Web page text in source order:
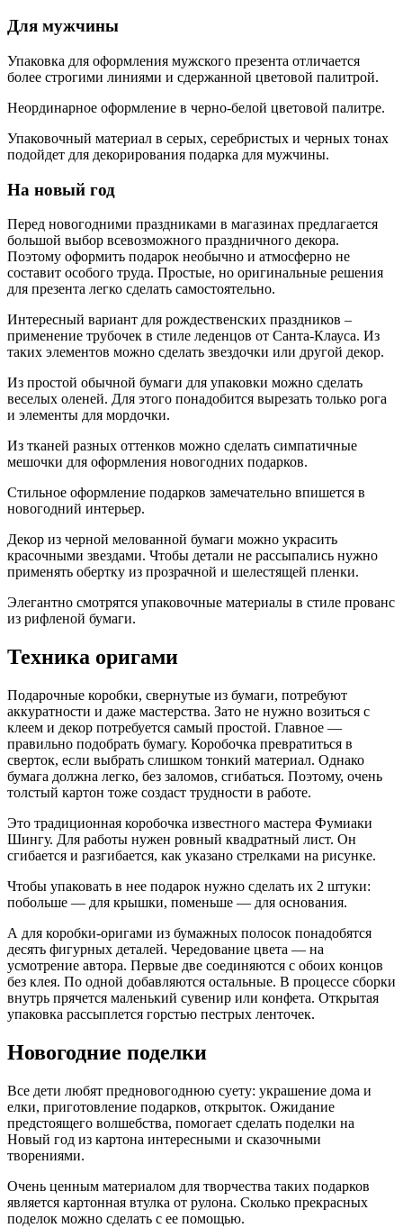
Для мужчины
Упаковка для оформления мужского презента отличается
более строгими линиями и сдержанной цветовой палитрой.
Неординарное оформление в черно-белой цветовой палитре.
Упаковочный материал в серых, серебристых и черных тонах
подойдет для декорирования подарка для мужчины.
На новый год
Перед новогодними праздниками в магазинах предлагается
большой выбор всевозможного праздничного декора.
Поэтому оформить подарок необычно и атмосферно не
составит особого труда. Простые, но оригинальные решения
для презента легко сделать самостоятельно.
Интересный вариант для рождественских праздников –
применение трубочек в стиле леденцов от Санта-Клауса. Из
таких элементов можно сделать звездочки или другой декор.
Из простой обычной бумаги для упаковки можно сделать
веселых оленей. Для этого понадобится вырезать только рога
и элементы для мордочки.
Из тканей разных оттенков можно сделать симпатичные
мешочки для оформления новогодних подарков.
Стильное оформление подарков замечательно впишется в
новогодний интерьер.
Декор из черной мелованной бумаги можно украсить
красочными звездами. Чтобы детали не рассыпались нужно
применять обертку из прозрачной и шелестящей пленки.
Элегантно смотрятся упаковочные материалы в стиле прованс
из рифленой бумаги.
Техника оригами
Подарочные коробки, свернутые из бумаги, потребуют
аккуратности и даже мастерства. Зато не нужно возиться с
клеем и декор потребуется самый простой. Главное —
правильно подобрать бумагу. Коробочка превратиться в
сверток, если выбрать слишком тонкий материал. Однако
бумага должна легко, без заломов, сгибаться. Поэтому, очень
толстый картон тоже создаст трудности в работе.
Это традиционная коробочка известного мастера Фумиаки
Шингу. Для работы нужен ровный квадратный лист. Он
сгибается и разгибается, как указано стрелками на рисунке.
Чтобы упаковать в нее подарок нужно сделать их 2 штуки:
побольше — для крышки, поменьше — для основания.
А для коробки-оригами из бумажных полосок понадобятся
десять фигурных деталей. Чередование цвета — на
усмотрение автора. Первые две соединяются с обоих концов
без клея. По одной добавляются остальные. В процессе сборки
внутрь прячется маленький сувенир или конфета. Открытая
упаковка рассыплется горстью пестрых ленточек.
Новогодние поделки
Все дети любят предновогоднюю суету: украшение дома и
елки, приготовление подарков, открыток. Ожидание
предстоящего волшебства, помогает сделать поделки на
Новый год из картона интересными и сказочными
творениями.
Очень ценным материалом для творчества таких подарков
является картонная втулка от рулона. Сколько прекрасных
поделок можно сделать с ее помощью.